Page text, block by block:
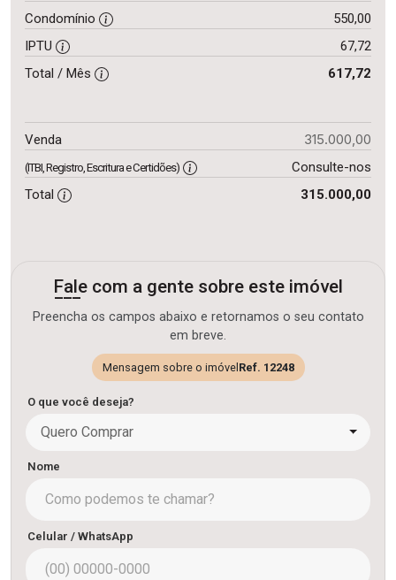
Condomínio
550,00
IPTU
67,72
Total / Mês
617,72
Venda 315.000,00
(ITBI, Registro, Escritura e Certidões)
Consulte-nos
Total
315.000,00
Fale com a gente sobre este imóvel
Preencha os campos abaixo e retornamos o seu contato
em breve.
Mensagem sobre o imóvel Ref. 12248
O que você deseja?
Quero Comprar
Nome
Celular / WhatsApp